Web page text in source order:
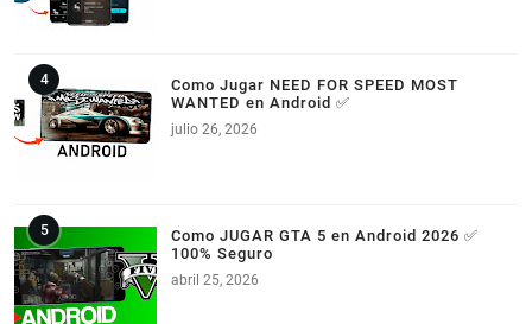
Como Jugar NEED FOR SPEED MOST
WANTED en Android ✅
julio 26, 2026
Como JUGAR GTA 5 en Android 2026 ✅
100% Seguro
abril 25, 2026